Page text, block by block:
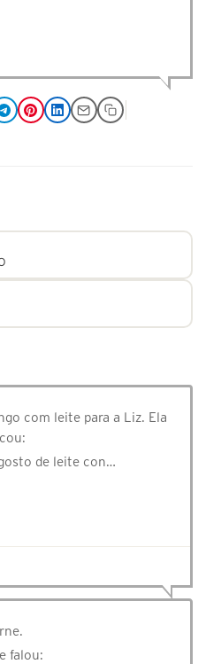
com leite para a Liz. Ela
de leite con…
falou: